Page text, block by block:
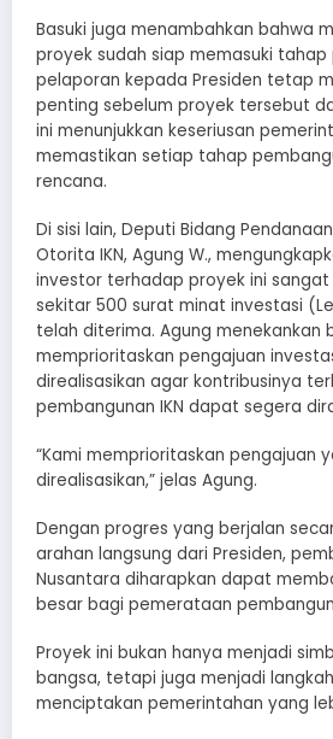
Basuki juga menambahkan bahwa
proyek sudah siap memasuki
pelaporan kepada Presiden tetap
penting sebelum proyek tersebut
ini menunjukkan keseriusan
memastikan setiap tahap
rencana.
Di sisi lain, Deputi Bidang
Otorita IKN, Agung W.,
investor terhadap proyek ini sangat
sekitar 500 surat minat investasi
telah diterima. Agung menekankan
memprioritaskan pengajuan
direalisasikan agar kontribusinya
pembangunan IKN dapat segera
“Kami memprioritaskan pengajuan
direalisasikan,” jelas Agung.
Dengan progres yang berjalan
arahan langsung dari Presiden,
Nusantara diharapkan dapat
besar bagi pemerataan
Proyek ini bukan hanya menjadi
bangsa, tetapi juga menjadi
menciptakan pemerintahan yang